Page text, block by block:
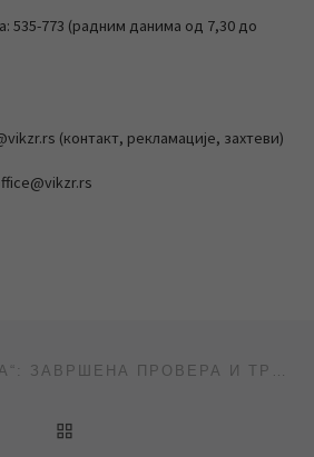
535-773 (радним данима од 7,30 до
(контакт, рекламације, захтеви)